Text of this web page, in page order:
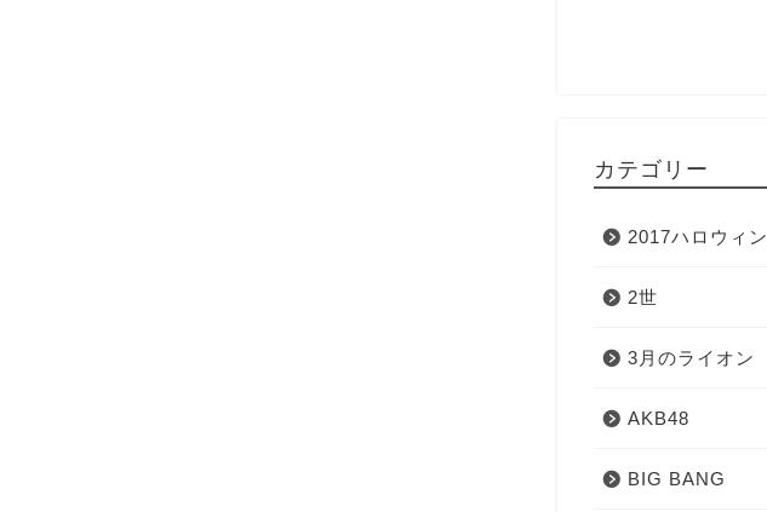
カテゴリー
2017ハロウィン
2世
3月のライオン
AKB48
BIG BANG